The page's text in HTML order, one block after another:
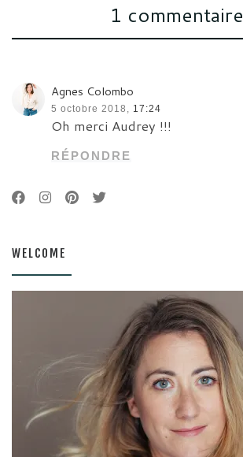
1 commentaire
Agnes Colombo
5 octobre 2018, 17:24
Oh merci Audrey !!!
RÉPONDRE
WELCOME